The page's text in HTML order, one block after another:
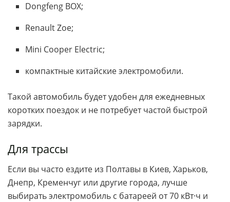
Dongfeng BOX;
Renault Zoe;
Mini Cooper Electric;
компактные китайские электромобили.
Такой автомобиль будет удобен для ежедневных
коротких поездок и не потребует частой быстрой
зарядки.
Для трассы
Если вы часто ездите из Полтавы в Киев, Харьков,
Днепр, Кременчуг или другие города, лучше
выбирать электромобиль с батареей от 70 кВт·ч и